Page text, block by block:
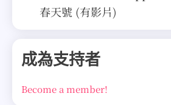
春天號 (有影片)
成為支持者
Become a member!